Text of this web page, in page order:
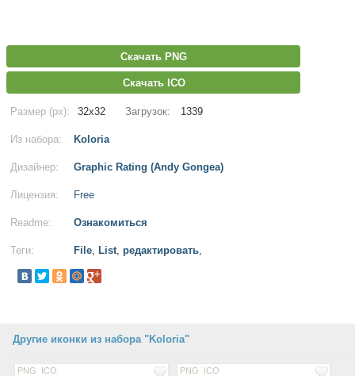
Скачать PNG
Скачать ICO
Размер (px): 32x32 Загрузок: 1339
Из набора: Koloria
Дизайнер: Graphic Rating (Andy Gongea)
Лицензия: Free
Readme: Ознакомиться
Теги: File, List, редактировать,
Другие иконки из набора "Koloria"
PNG ICO PNG ICO